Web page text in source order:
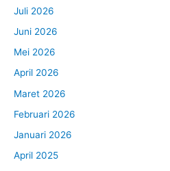
Juli 2026
Juni 2026
Mei 2026
April 2026
Maret 2026
Februari 2026
Januari 2026
April 2025